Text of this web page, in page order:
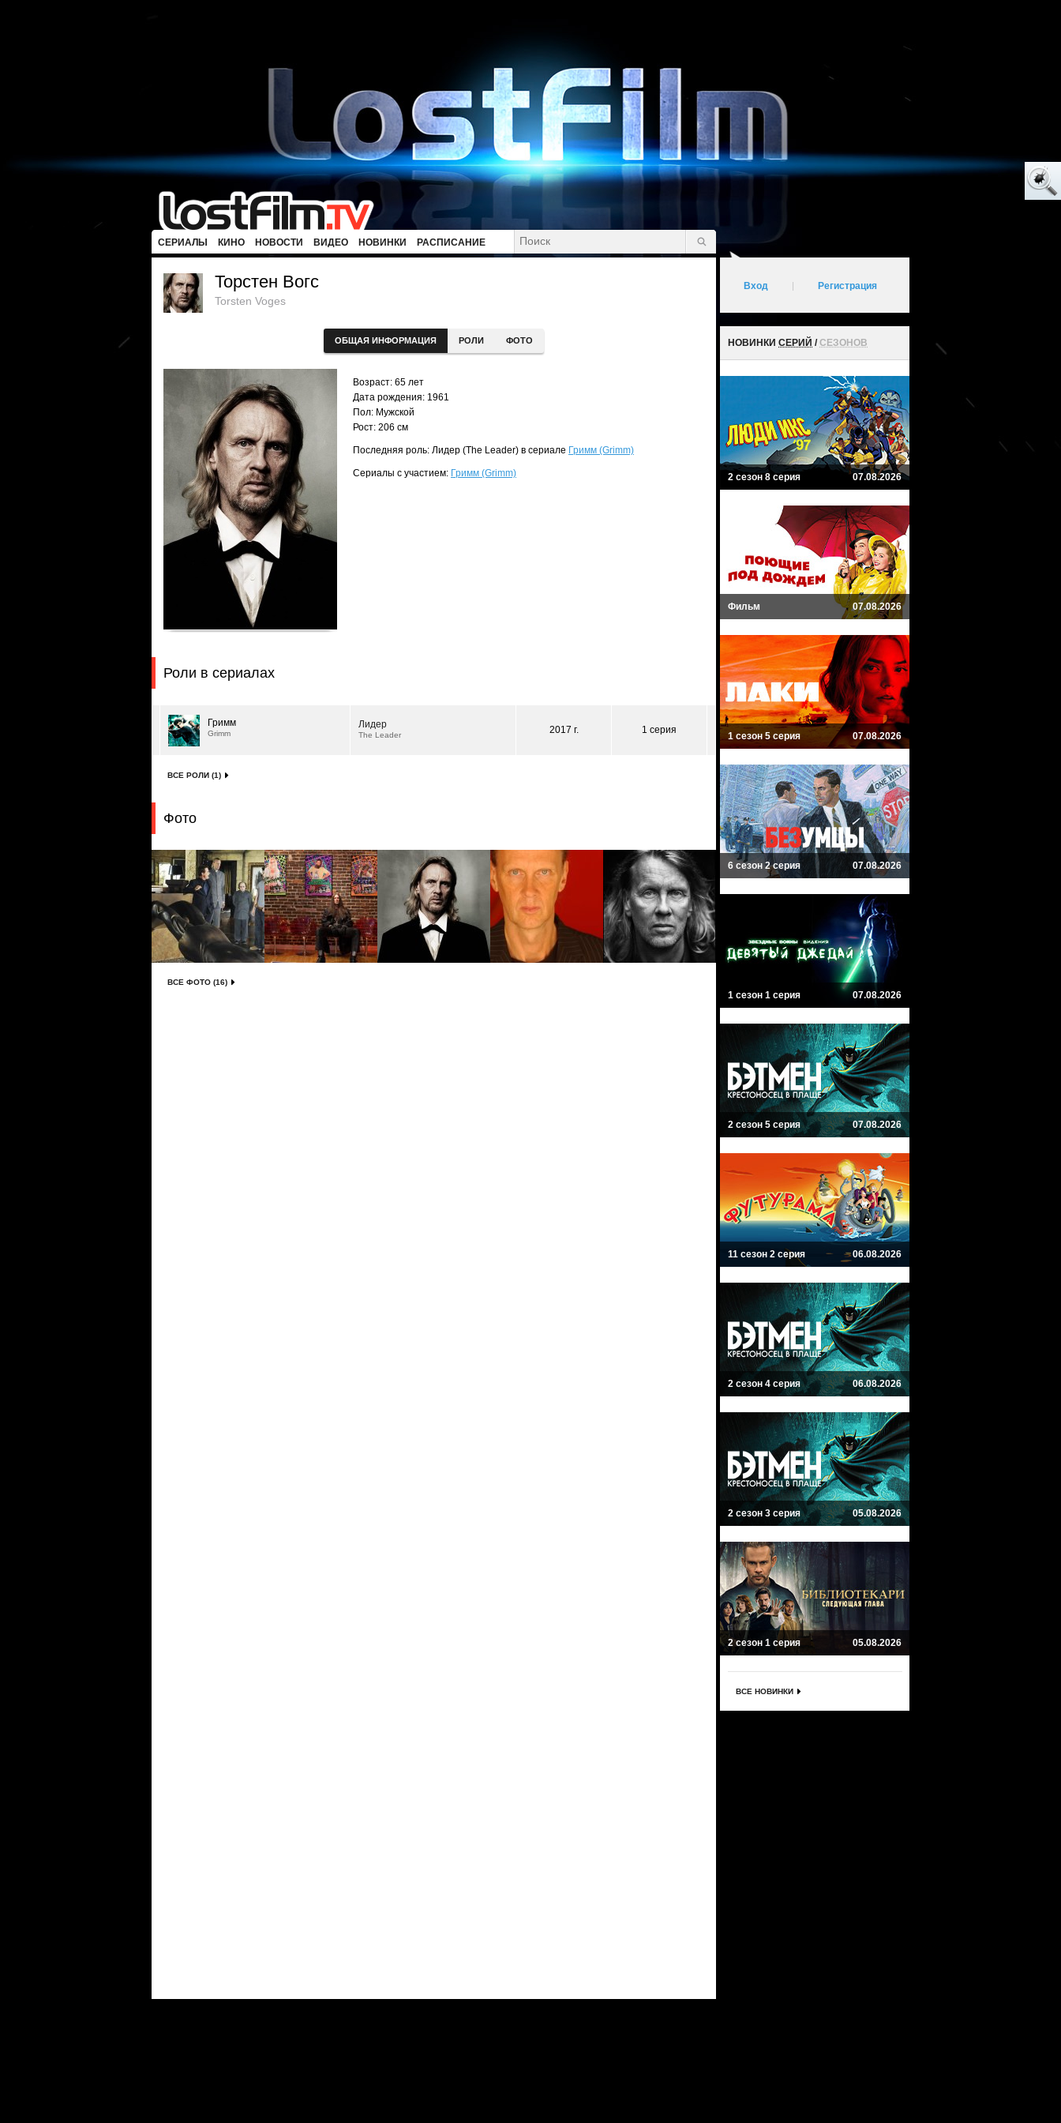
СЕРИАЛЫ КИНО НОВОСТИ ВИДЕО НОВИНКИ РАСПИСАНИЕ
Торстен Вогс
Torsten Voges
ОБЩАЯ ИНФОРМАЦИЯ РОЛИ ФОТО
Возраст: 65 лет
Дата рождения: 1961
Пол: Мужской
Рост: 206 см
Последняя роль: Лидер (The Leader) в сериале Гримм (Grimm)
Сериалы с участием: Гримм (Grimm)
Роли в сериалах
Гримм
Grimm
Лидер
The Leader 2017 г. 1 серия
ВСЕ РОЛИ (1)
Фото
ВСЕ ФОТО (16)
Вход Регистрация
НОВИНКИ СЕРИЙ /СЕЗОНОВ
2 сезон 8 серия 07.08.2026
Фильм 07.08.2026
1 сезон 5 серия 07.08.2026
6 сезон 2 серия 07.08.2026
1 сезон 1 серия 07.08.2026
2 сезон 5 серия 07.08.2026
11 сезон 2 серия 06.08.2026
2 сезон 4 серия 06.08.2026
2 сезон 3 серия 05.08.2026
2 сезон 1 серия 05.08.2026
ВСЕ НОВИНКИ